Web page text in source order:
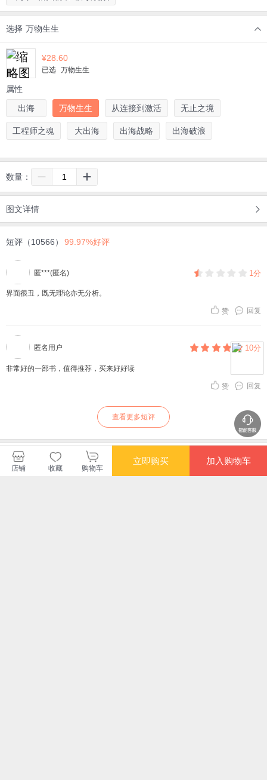
选择 万物生生
¥28.60
已选 万物生生
属性
出海 万物生生 从连接到激活 无止之境
工程师之魂 大出海 出海战略 出海破浪
数量：
图文详情
短评（10566） 99.97%好评
匿***(匿名) 1分
界面很丑，既无理论亦无分析。
回复
赞
匿名用户 10分
非常好的一部书，值得推荐，买来好好读
回复
赞
查看更多短评
中信出版集团当当自营店
店铺 收藏 购物车
立即购买 加入购物车